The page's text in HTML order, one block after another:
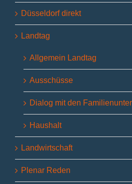
Düsseldorf direkt
Landtag
Allgemein Landtag
Ausschüsse
Dialog mit den
Haushalt
Landwirtschaft
Plenar Reden